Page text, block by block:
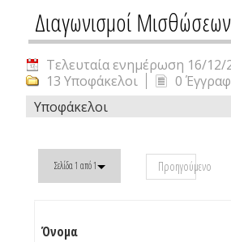
Διαγωνισμοί
Τελευταία ενημέρωση 16/12/
13 Υποφάκελοι
0
Υποφάκελοι
Σελίδα 1 από 1 Προηγούμενο
Όνομα